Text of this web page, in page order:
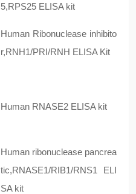
5,RPS25 ELISA kit
Human Ribonuclease inhibito
r,RNH1/PRI/RNH ELISA Kit
Human RNASE2 ELISA kit
Human ribonuclease pancrea
tic,RNASE1/RIB1/RNS1 ELI
SA kit